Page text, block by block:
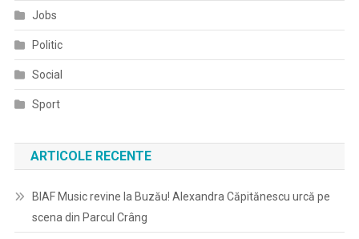
Jobs
Politic
Social
Sport
ARTICOLE RECENTE
BIAF Music revine la Buzău! Alexandra Căpitănescu urcă pe
scena din Parcul Crâng